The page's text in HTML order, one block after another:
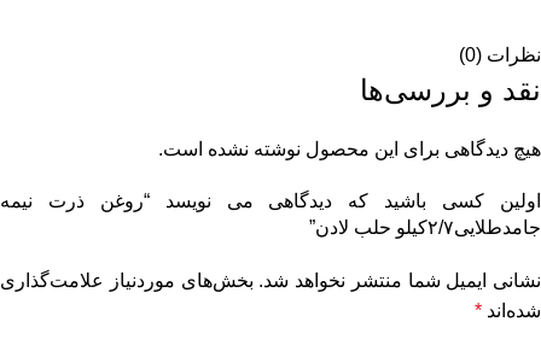
نظرات (0)
نقد و بررسی‌ها
هیچ دیدگاهی برای این محصول نوشته نشده است.
اولین کسی باشید که دیدگاهی می نویسد “روغن ذرت نیمه
جامدطلایی۲/۷کیلو حلب لادن”
نشانی ایمیل شما منتشر نخواهد شد. بخش‌های موردنیاز علامت‌گذاری
شده‌اند *